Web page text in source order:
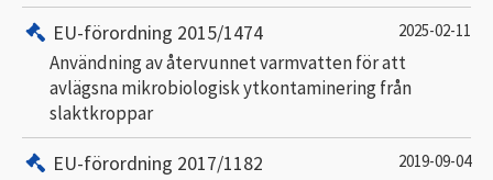
EU-förordning 2015/1474 2025-02-11
Användning av återvunnet varmvatten för att
avlägsna mikrobiologisk ytkontaminering från
slaktkroppar
EU-förordning 2017/1182 2019-09-04